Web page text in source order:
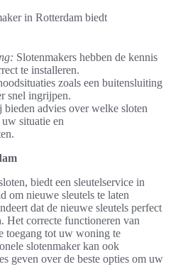
in Rotterdam biedt
Slotenmakers hebben de kennis
te installeren.
zoals een buitensluiting
snel ingrijpen.
bieden advies over welke sloten
uw situatie en
biedt een sleutelservice in
om nieuwe sleutels te laten
dat de nieuwe sleutels perfect
Het correcte functioneren van
toegang tot uw woning te
slotenmaker kan ook
geven over de beste opties om uw